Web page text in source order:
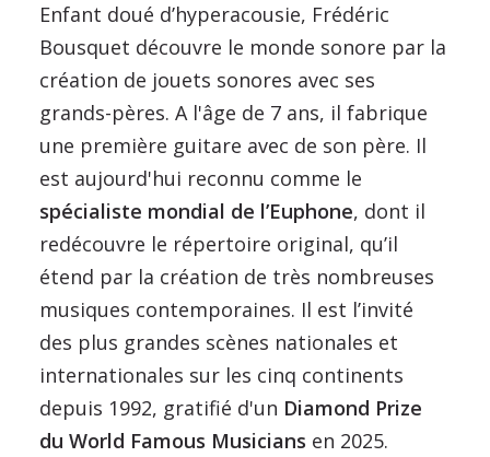
Enfant doué d’hyperacousie, Frédéric
Bousquet découvre le monde sonore par la
création de jouets sonores avec ses
grands-pères. A l'âge de 7 ans, il fabrique
une première guitare avec de son père. Il
est aujourd'hui reconnu comme le
spécialiste mondial de l’Euphone, dont il
redécouvre le répertoire original, qu’il
étend par la création de très nombreuses
musiques contemporaines. Il est l’invité
des plus grandes scènes nationales et
internationales sur les cinq continents
depuis 1992, gratifié d'un Diamond Prize
du World Famous Musicians en 2025.